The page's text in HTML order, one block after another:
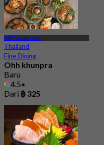
MRT Sanam Chai
Thailand
Fine Dining
Ohh khunpra
Baru
4.5
Dari ฿ 325